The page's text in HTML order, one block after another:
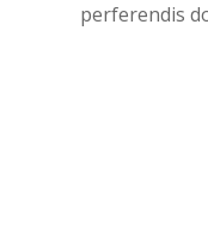
perferendis